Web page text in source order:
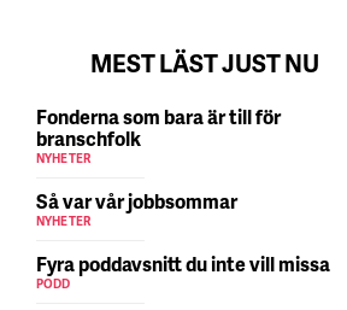
MEST LÄST JUST NU
Fonderna som bara är till för
branschfolk
NYHETER
Så var vår jobbsommar
NYHETER
Fyra poddavsnitt du inte vill missa
PODD